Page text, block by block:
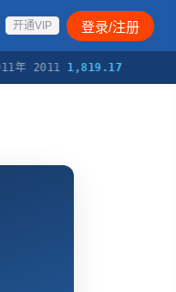
开通VIP 登录/注册
1,819.17